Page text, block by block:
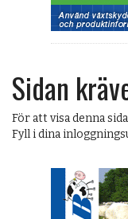
Sidan
För att visa denna
Fyll i dina